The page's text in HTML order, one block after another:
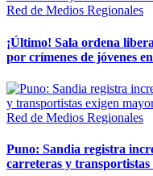
Red de Medios Regionales
¡Último! Sala ordena
por crímenes de jóvenes
Red de Medios Regionales
Puno: Sandia registra
carreteras y